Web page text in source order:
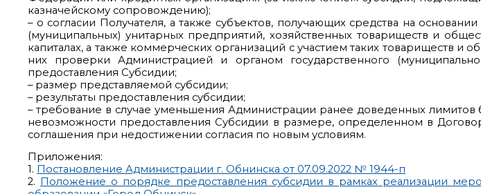
казначейскому сопровождению);
– о согласии Получателя, а также субъектов, получающих средства на
(муниципальных) унитарных предприятий, хозяйственных товариществ и
капиталах, а также коммерческих организаций с участием таких товариществ и
них проверки Администрацией и органом государственного
предоставления Субсидии;
– размер представляемой субсидии;
– результаты предоставления субсидии;
– требование в случае уменьшения Администрации ранее доведенных
невозможности предоставления Субсидии в размере, определенном в
соглашения при недостижении согласия по новым условиям.
Приложения:
1. Постановление Администрации г. Обнинска от 07.09.2022 № 1944-п
2.
Положение о порядке предоставления субсидии в рамках реализации